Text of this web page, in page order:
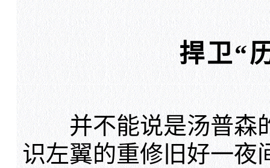
捍卫“
并不能说是汤普森
识左翼的重修旧好一夜